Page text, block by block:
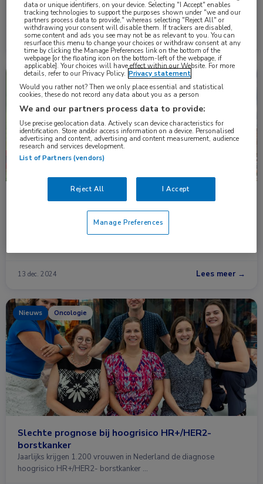
behandeluitkomsten …
17 dec. 2024 Lees meer →
Congresnieuws Oncologie
Bij niet met radiotherapie behandeld, laagrisico-
DCIS vermindert tamoxifen het risico op een
ipsilateraal recidief
Bij patiënten met laagrisico ductaal carcinoma in situ (DCIS) die
13 dec. 2024 Lees meer →
Nieuws Oncologie
Slechte prognose bij hoogrisico HR+/HER2-
borstkanker
Jaarlijks krijgen 1.200 vrouwen in Nederland de diagnose
hoogrisico HR+/HER2- borstkanker …
data or unique identifiers, on your device. Selecting "I Accept" enables
tracking technologies to support the purposes shown under "we and our
partners process data to provide," whereas selecting "Reject All" or
withdrawing your consent will disable them. If trackers are disabled,
some content and ads you see may not be as relevant to you. You can
resurface this menu to change your choices or withdraw consent at any
time by clicking the Manage Preferences link on the bottom of the
webpage [or the floating icon on the bottom-left of the webpage, if
applicable]. Your choices will have effect within our Website. For more
details, refer to our Privacy Policy. Privacy statement
Would you rather not? Then we only place essential and statistical
cookies, these do not record any data about you as a person
We and our partners process data to provide:
Use precise geolocation data. Actively scan device characteristics for
identification. Store and/or access information on a device. Personalised
advertising and content, advertising and content measurement, audience
research and services development.
List of Partners (vendors)
Reject All I Accept
Manage Preferences